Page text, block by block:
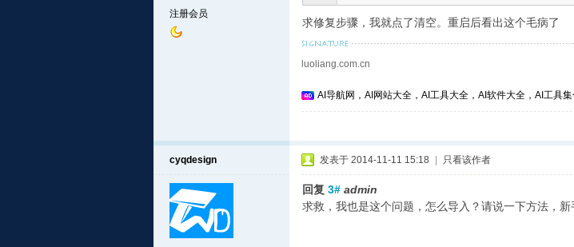
注册会员
求修复步骤，我就点了清空。重启后看出这个毛病了
luoliang.com.cn
AI导航网，AI网站大全，AI工具大全，AI软件大全，AI工具
cyqdesign 发表于 2014-11-11 15:18 只看该作者
回复 3# admin
求救，我也是这个问题，怎么导入？请说一下方法，新